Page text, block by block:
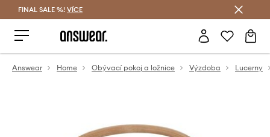
FINAL SALE %! VÍCE
Answear Home Obývací pokoj a ložnice Výzdoba Lucerny